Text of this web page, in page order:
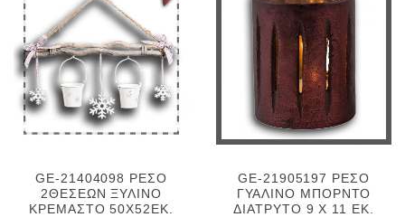
GE-21404098 ΡΕΣΟ
2ΘΕΣΕΩΝ ΞΥΛΙΝΟ
ΚΡΕΜΑΣΤΟ 50Χ52ΕΚ.
GE-21905197 ΡΕΣΟ
ΓΥΑΛΙΝΟ ΜΠΟΡΝΤΟ
ΔΙΑΤΡΥΤΟ 9 Χ 11 ΕΚ.